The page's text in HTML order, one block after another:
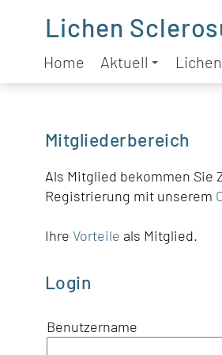
Lichen
Home Aktuell
Mitgliederbereich
Als Mitglied bekommen
Registrierung mit unserem
Ihre Vorteile als Mitglied.
Login
Benutzername